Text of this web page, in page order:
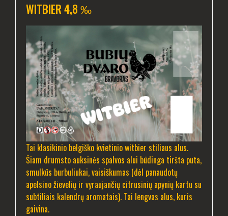
WITBIER 4,8 ‰
Tai klasikinio belgiško kvietinio witbier stiliaus alus.
Šiam drumsto auksinės spalvos alui būdinga tiršta puta,
smulkūs burbuliukai, vaisiškumas (dėl panaudotų
apelsino žievelių ir vyraujančių citrusinių apynių kartu su
subtiliais kalendrų aromatais). Tai lengvas alus, kuris
gaivina.